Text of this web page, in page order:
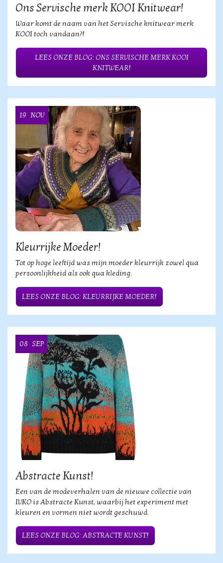
Ons Servische merk KOOI Knitwear!
Waar komt de naam van het Servische knitwear merk
KOOI toch vandaan?!
LEES ONZE BLOG: ONS SERVISCHE MERK KOOI
KNITWEAR!
19 NOV
Kleurrijke Moeder!
Tot op hoge leeftijd was mijn moeder kleurrijk zowel qua
persoonlijkheid als ook qua kleding.
LEES ONZE BLOG: KLEURRIJKE MOEDER!
08 SEP
Abstracte Kunst!
Een van de modeverhalen van de nieuwe collectie van
IVKO is Abstracte Kunst, waarbij het experiment met
kleuren en vormen niet wordt geschuwd.
LEES ONZE BLOG: ABSTRACTE KUNST!